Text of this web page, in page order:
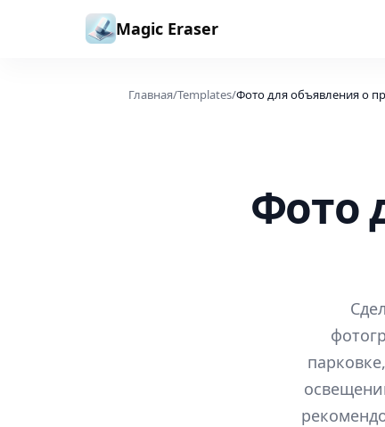
Перейти к содержимому
Magic Eraser
Главная/Templates/Фото для объявления о
Фото